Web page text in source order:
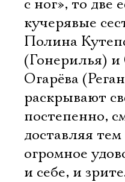
с ног», то две
кучерявые
Полина
(Гонерилья)
Огарёва
раскрывают
постепенно,
доставляя
огромное
и себе, и